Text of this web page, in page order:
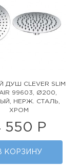
ДУШ CLEVER SLIM
AIR 99603, Ø200,
НЕРЖ. СТАЛЬ,
ХРОМ
550 Р
КОРЗИНУ